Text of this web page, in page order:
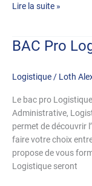
Lire la suite »
BAC Pro
Logistique / Loth
Le bac pro
Administrative,
permet de découvrir
faire votre choix
propose de vous
Logistique seront
BAC